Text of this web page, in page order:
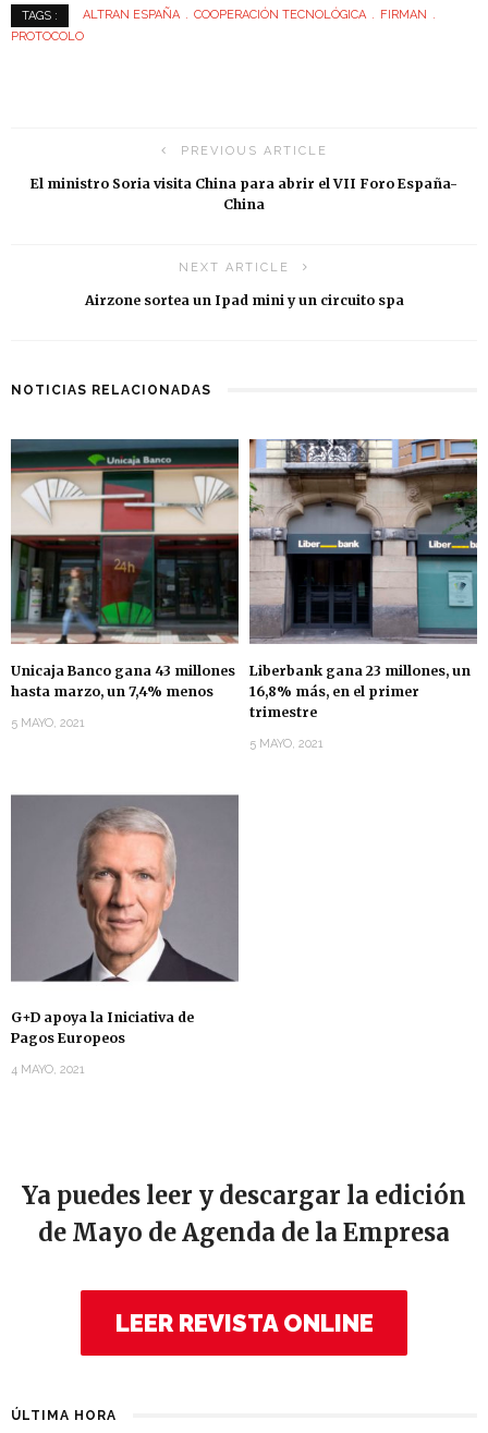
TAGS : ALTRAN ESPAÑA COOPERACIÓN TECNOLÓGICA
FIRMAN
PROTOCOLO
PREVIOUS ARTICLE
El ministro Soria visita China para abrir el VII Foro España-
China
NEXT ARTICLE
Airzone sortea un Ipad mini y un circuito spa
NOTICIAS RELACIONADAS
Unicaja Banco gana 43 millones
hasta marzo, un 7,4% menos
5 MAYO, 2021
Liberbank gana 23 millones, un
16,8% más, en el primer
trimestre
5 MAYO, 2021
G+D apoya la Iniciativa de
Pagos Europeos
4 MAYO, 2021
Ya puedes leer y descargar la edición
de Mayo de Agenda de la Empresa
LEER REVISTA ONLINE
ÚLTIMA HORA